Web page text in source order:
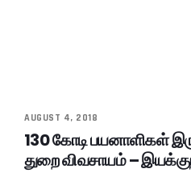
AUGUST 4, 2018
130 கோடி பயனாளிகள்
துறை விவசாயம் –